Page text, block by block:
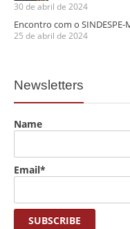
30 de abril de 2024
Encontro com o SINDESPE-
25 de abril de 2024
Newsletters
Name
Email*